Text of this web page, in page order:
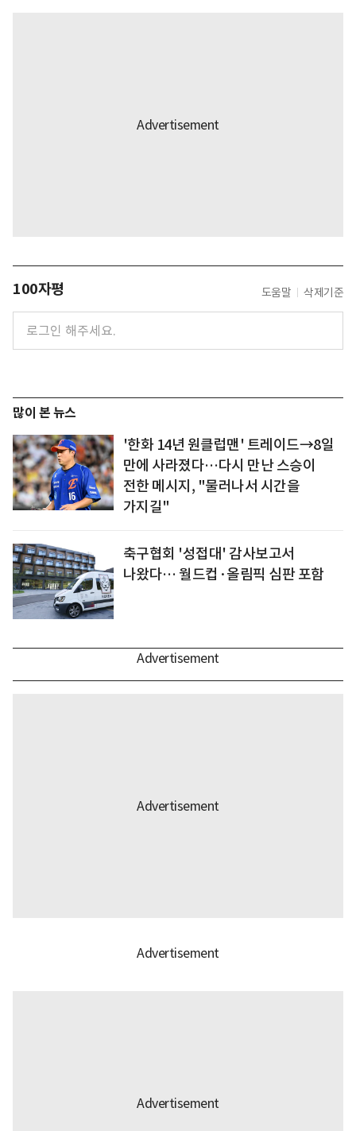
100자평 도움말 삭제기준
많이 본 뉴스
'한화 14년 원클럽맨' 트레이드→8일
만에 사라졌다…다시 만난 스승이
전한 메시지, "물러나서 시간을
가지길"
축구협회 '성접대' 감사보고서
나왔다… 월드컵·올림픽 심판 포함